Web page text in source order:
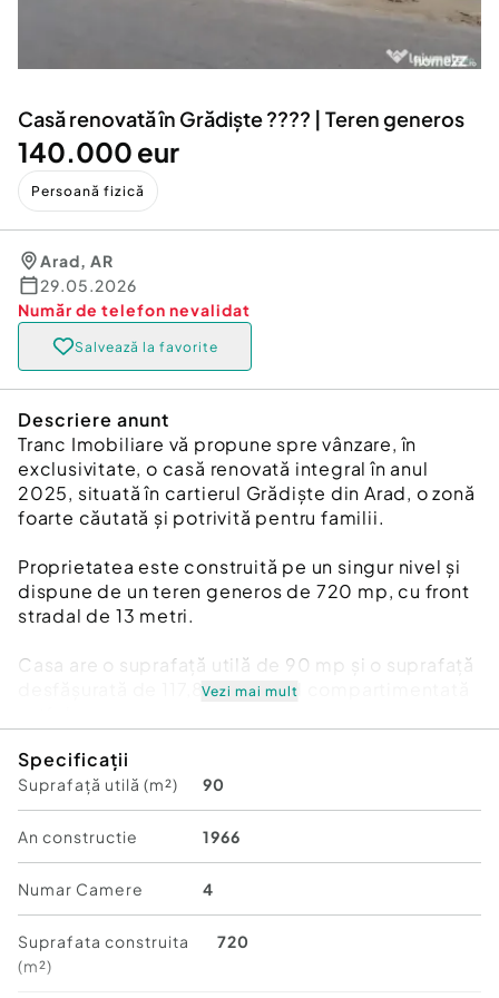
Inchiriere Bunuri si Vehicule
Casă renovată în Grădiște ???? | Teren generos
140.000 eur
Persoană fizică
Arad, AR
29.05.2026
Număr de telefon nevalidat
Salvează la favorite
Descriere anunt
Tranc Imobiliare vă propune spre vânzare, în
exclusivitate, o casă renovată integral în anul
2025, situată în cartierul Grădiște din Arad, o zonă
foarte căutată și potrivită pentru familii.
Proprietatea este construită pe un singur nivel și
dispune de un teren generos de 720 mp, cu front
stradal de 13 metri.
Casa are o suprafață utilă de 90 mp și o suprafață
desfășurată de 117,86 mp, fiind compartimentată
✔️ Living / sufragerie
✔️ Dormitor / izolație la tavan
✔️ Dressing (cu posibilitate de transformare în
dormitor)
✔️ 1 cameră aflată la gri, oferind noului proprietar
posibilitatea de amenajare după propriul gust
✔️ Baie cu duș
✔️ Spălătorie / spațiu de depozitare
✔️ Pod
Vezi mai mult
Specificații
Suprafață utilă (m²) 90
An constructie 1966
Numar Camere 4
Suprafata construita
(m²)
720